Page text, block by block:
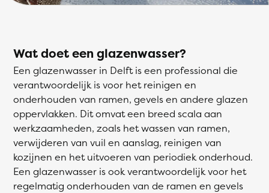
Wat doet een glazenwasser?
Een glazenwasser in Delft is een professional die
verantwoordelijk is voor het reinigen en
onderhouden van ramen, gevels en andere glazen
oppervlakken. Dit omvat een breed scala aan
werkzaamheden, zoals het wassen van ramen,
verwijderen van vuil en aanslag, reinigen van
kozijnen en het uitvoeren van periodiek onderhoud.
Een glazenwasser is ook verantwoordelijk voor het
regelmatig onderhouden van de ramen en gevels